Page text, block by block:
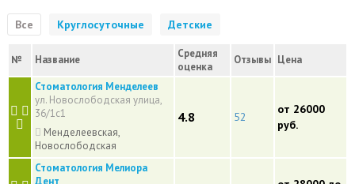
Все Круглосуточные Детские
№ Название
Средняя
оценка
Отзывы Цена
Стоматология Менделеев
ул. Новослободская улица,
36/1с1
Менделеевская,
Новослободская
4.8 52
от 26000
руб.
Стоматология Мелиора
Дент